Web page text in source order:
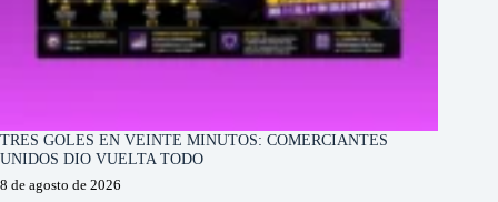
TRES GOLES EN VEINTE MINUTOS: COMERCIANTES
UNIDOS DIO VUELTA TODO
8 de agosto de 2026